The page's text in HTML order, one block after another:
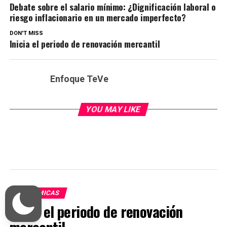
Debate sobre el salario mínimo: ¿Dignificación laboral o
riesgo inflacionario en un mercado imperfecto?
DON'T MISS
Inicia el periodo de renovación mercantil
Enfoque TeVe
YOU MAY LIKE
ECONÓMICAS
Inicia el periodo de renovación